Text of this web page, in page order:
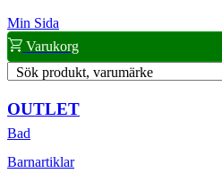
Min Sida
Varukorg
Sök produkt, varumärke
OUTLET
Bad
Barnartiklar